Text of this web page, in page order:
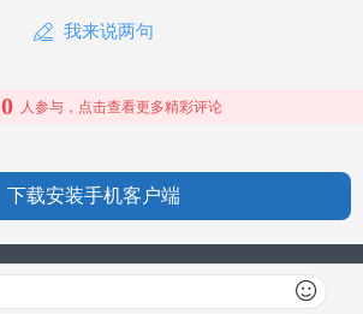
我来说两句
0 人参与，点击查看更多精彩评论
下载安装手机客户端
授权信息